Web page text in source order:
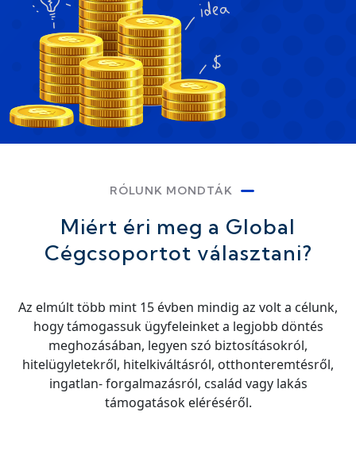
RÓLUNK MONDTÁK
Miért éri meg a Global
Cégcsoportot választani?
Az elmúlt több mint 15 évben mindig az volt a célunk,
hogy támogassuk ügyfeleinket a legjobb döntés
meghozásában, legyen szó biztosításokról,
hitelügyletekről, hitelkiváltásról, otthonteremtésről,
ingatlan- forgalmazásról, család vagy lakás
támogatások eléréséről.